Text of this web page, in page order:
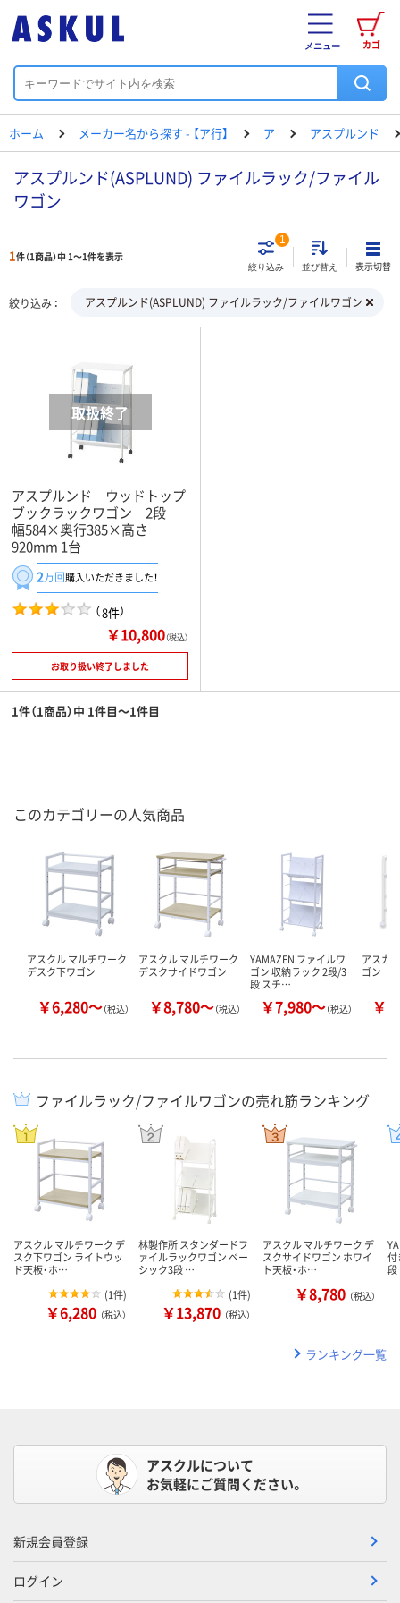
カゴ
メニュー
ホーム メーカー名から探す - 【ア行】 ア アスプルンド
アスプルンド(ASPLUND) ファイルラック/ファイル
ワゴン
1件（1商品）中 1～1件を表示
絞り込み
1
並び替え 表示切替
絞り込み アスプルンド(ASPLUND) ファイルラック/ファイルワゴン
アスプルンド ウッドトップ
ブックラックワゴン 2段
幅584×奥行385×高さ
920mm 1台
2万回購入いただきました！
（8件）
￥10,800（税込）
お取り扱い終了しました
1件（1商品）中 1件目～1件目
このカテゴリーの人気商品
アスクル マルチワーク
デスク下ワゴン
￥6,280～（税込）
アスクル マルチワーク
デスクサイドワゴン
￥8,780～（税込）
YAMAZEN ファイルワ
ゴン 収納ラック 2段/3
段 スチ…
￥7,980～（税込）
アスカ
ゴン
￥
ファイルラック/ファイルワゴンの売れ筋ランキング
アスクル マルチワーク デ
スク下ワゴン ライトウッ
ド天板・ホ…
(1件)
￥6,280 （税込）
林製作所 スタンダードフ
ァイルラックワゴン ベー
シック3段 …
(1件)
￥13,870 （税込）
アスクル マルチワーク デ
スクサイドワゴン ホワイ
ト天板・ホ…
￥8,780 （税込）
付
ランキング一覧
アスクルについて
お気軽にご質問ください。
新規会員登録
ログイン